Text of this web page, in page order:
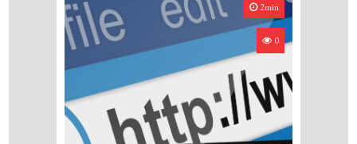
2min
0